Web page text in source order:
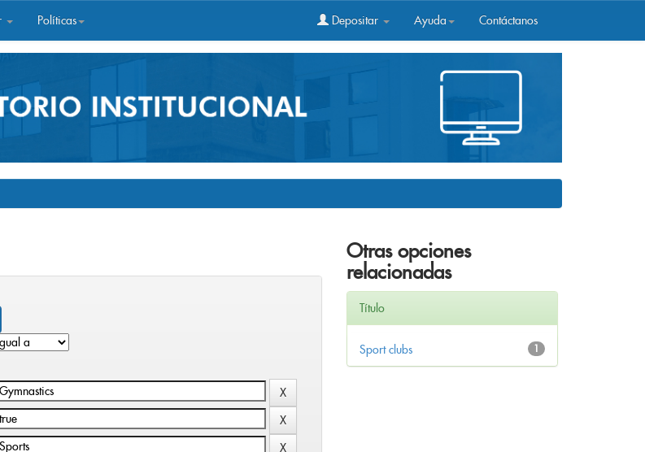
Políticas Depositar Ayuda Contáctanos
Otras opciones
relacionadas
Título
1
Sport clubs